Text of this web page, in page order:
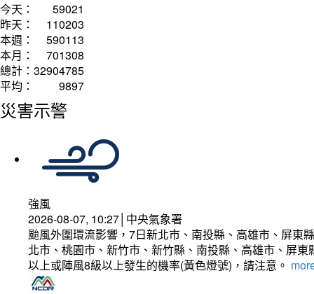
今天：
59021
昨天：
110203
本週：
590113
本月：
701308
總計： 32904785
平均：
9897
災害示警
強風
2026-08-07, 10:27│中央氣象署
颱風外圍環流影響，7日新北市、南投縣、高雄市、屏東
北市、桃園市、新竹市、新竹縣、南投縣、高雄市、屏
以上或陣風8級以上發生的機率(黃色燈號)，請注意。